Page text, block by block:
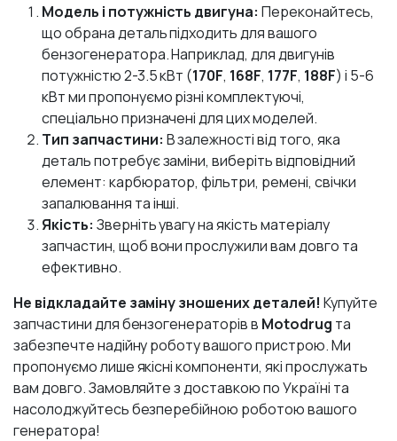
Модель і потужність двигуна: Переконайтесь,
що обрана деталь підходить для вашого
бензогенератора. Наприклад, для двигунів
потужністю 2-3.5 кВт (170F, 168F, 177F, 188F) і 5-6
кВт ми пропонуємо різні комплектуючі,
спеціально призначені для цих моделей.
Тип запчастини: В залежності від того, яка
деталь потребує заміни, виберіть відповідний
елемент: карбюратор, фільтри, ремені, свічки
запалювання та інші.
Якість: Зверніть увагу на якість матеріалу
запчастин, щоб вони прослужили вам довго та
ефективно.
Не відкладайте заміну зношених деталей! Купуйте
запчастини для бензогенераторів в Motodrug та
забезпечте надійну роботу вашого пристрою. Ми
пропонуємо лише якісні компоненти, які прослужать
вам довго. Замовляйте з доставкою по Україні та
насолоджуйтесь безперебійною роботою вашого
генератора!